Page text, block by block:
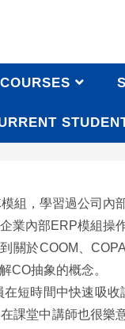
組，學習過公司內
業內部ERP模組操
關於COOM、
CO抽象的概念。
短時間中快速吸收
課堂中講師也很樂